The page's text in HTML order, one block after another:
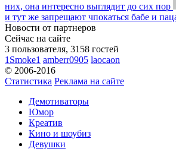
них, она интересно выглядит до сих пор
и тут же запрещают чпокаться бабе и
Новости от партнеров
Сейчас на сайте
3 пользователя, 3158 гостей
1Smoke1 amberr0905 laocaon
© 2006-2016
Статистика Реклама на сайте
Демотиваторы
Юмор
Креатив
Кино и шоубиз
Девушки